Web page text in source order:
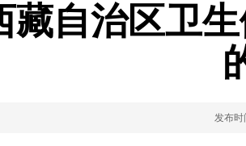
藏自治区卫
发布时